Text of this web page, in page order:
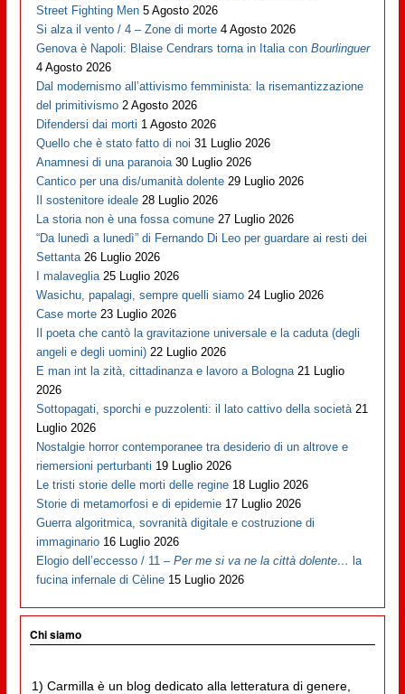
Street Fighting Men 5 Agosto 2026
Si alza il vento / 4 – Zone di morte 4 Agosto 2026
Genova è Napoli: Blaise Cendrars torna in Italia conBourlinguer
4 Agosto 2026
Dal modernismo all’attivismo femminista: la risemantizzazione
del primitivismo 2 Agosto 2026
Difendersi dai morti 1 Agosto 2026
Quello che è stato fatto di noi 31 Luglio 2026
Anamnesi di una paranoia 30 Luglio 2026
Cantico per una dis/umanità dolente 29 Luglio 2026
Il sostenitore ideale 28 Luglio 2026
La storia non è una fossa comune 27 Luglio 2026
“Da lunedì a lunedì” di Fernando Di Leo per guardare ai resti dei
Settanta 26 Luglio 2026
I malaveglia 25 Luglio 2026
Wasichu, papalagi, sempre quelli siamo 24 Luglio 2026
Case morte 23 Luglio 2026
Il poeta che cantò la gravitazione universale e la caduta (degli
angeli e degli uomini) 22 Luglio 2026
E man int la zità, cittadinanza e lavoro a Bologna 21 Luglio
2026
Sottopagati, sporchi e puzzolenti: il lato cattivo della società 21
Luglio 2026
Nostalgie horror contemporanee tra desiderio di un altrove e
riemersioni perturbanti 19 Luglio 2026
Le tristi storie delle morti delle regine 18 Luglio 2026
Storie di metamorfosi e di epidemie 17 Luglio 2026
Guerra algoritmica, sovranità digitale e costruzione di
immaginario 16 Luglio 2026
Elogio dell’eccesso / 11 –Per me si va ne la città dolente… la
fucina infernale di Cèline 15 Luglio 2026
Chi siamo
1) Carmilla è un blog dedicato alla letteratura di genere,